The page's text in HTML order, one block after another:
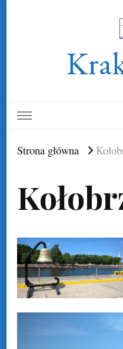
Strona główna